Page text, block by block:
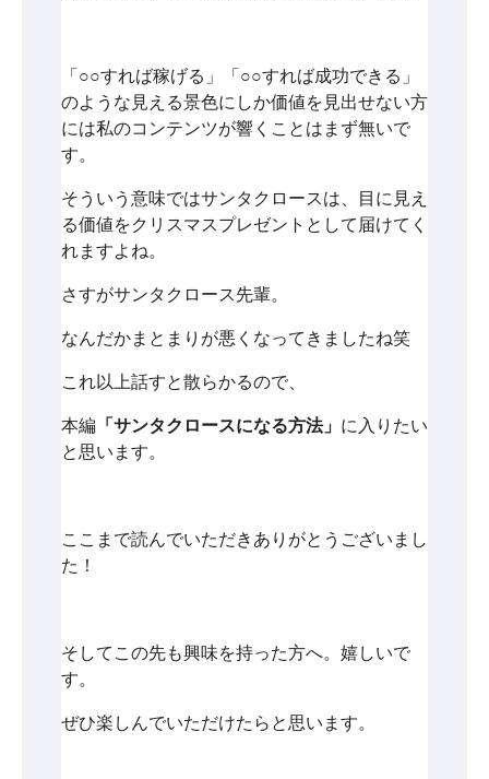
「○○すれば稼げる」「○○すれば成功できる」
のような見える景色にしか価値を見出せない方
には私のコンテンツが響くことはまず無いで
す。
そういう意味ではサンタクロースは、目に見え
る価値をクリスマスプレゼントとして届けてく
れますよね。
さすがサンタクロース先輩。
なんだかまとまりが悪くなってきましたね笑
これ以上話すと散らかるので、
本編 「サンタクロースになる方法」 に入りたい
と思います。
ここまで読んでいただきありがとうございまし
た！
そしてこの先も興味を持った方へ。嬉しいで
す。
ぜひ楽しんでいただけたらと思います。